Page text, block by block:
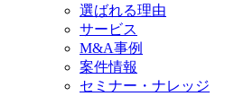
選ばれる理由
サービス
M&A事例
案件情報
セミナー・ナレッジ